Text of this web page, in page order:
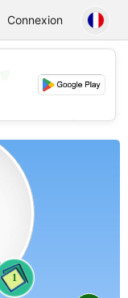
Connexion
💕
1